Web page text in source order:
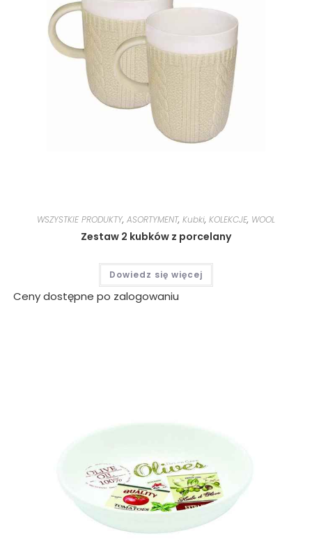
WSZYSTKIE PRODUKTY, ASORTYMENT, Kubki, KOLEKCJE, WOOL
Zestaw 2 kubków z porcelany
Dowiedz się więcej
Ceny dostępne po zalogowaniu